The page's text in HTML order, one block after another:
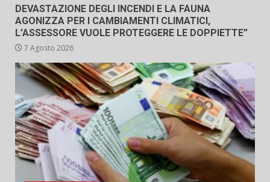
DEVASTAZIONE DEGLI INCENDI E LA FAUNA
AGONIZZA PER I CAMBIAMENTI CLIMATICI,
L’ASSESSORE VUOLE PROTEGGERE LE DOPPIETTE”
7 Agosto 2026